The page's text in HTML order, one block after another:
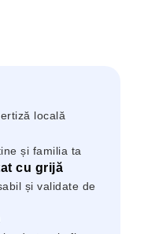
locală
și familia ta
cu grijă
și validate de